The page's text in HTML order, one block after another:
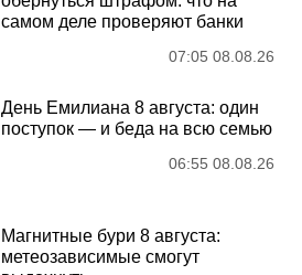
самом деле проверяют банки
07:05 08.08.26
День Емилиана 8 августа: один
поступок — и беда на всю семью
06:55 08.08.26
Магнитные бури 8 августа:
метеозависимые смогут